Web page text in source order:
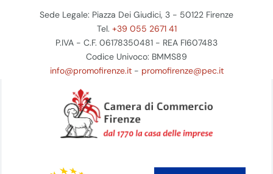
Sede Legale: Piazza Dei Giudici, 3 - 50122 Firenze
Tel. +39 055 2671 41
P.IVA - C.F. 06178350481 - REA FI607483
Codice Univoco: BMMS89
info@promofirenze.it- promofirenze@pec.it